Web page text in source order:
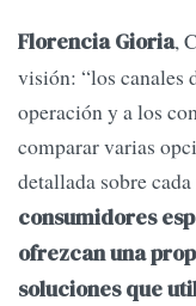
Florencia Gioria,
visión: “los canales
operación y a los
comparar varias
detallada sobre
consumidores
ofrezcan una
soluciones que